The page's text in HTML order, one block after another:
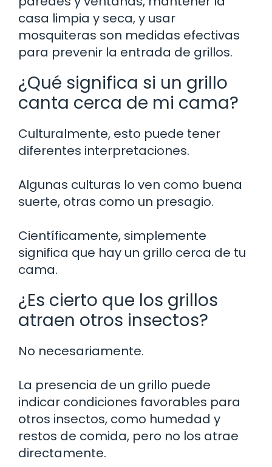
casa limpia y seca, y usar
mosquiteras son medidas efectivas
para prevenir la entrada de grillos.
¿Qué significa si un grillo
canta cerca de mi cama?
Culturalmente, esto puede tener
diferentes interpretaciones.
Algunas culturas lo ven como buena
suerte, otras como un presagio.
Científicamente, simplemente
significa que hay un grillo cerca de tu
cama.
¿Es cierto que los grillos
atraen otros insectos?
No necesariamente.
La presencia de un grillo puede
indicar condiciones favorables para
otros insectos, como humedad y
restos de comida, pero no los atrae
directamente.